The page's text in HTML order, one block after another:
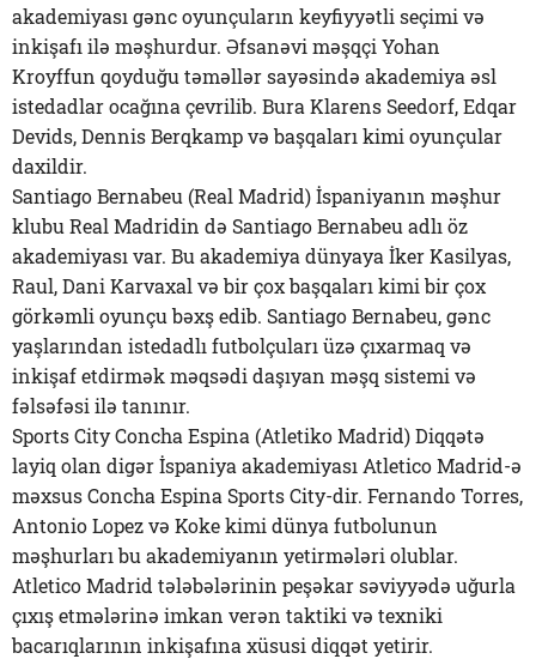
akademiyası gənc oyunçuların keyfiyyətli seçimi və
inkişafı ilə məşhurdur. Əfsanəvi məşqçi Yohan
Kroyffun qoyduğu təməllər sayəsində akademiya əsl
istedadlar ocağına çevrilib. Bura Klarens Seedorf, Edqar
Devids, Dennis Berqkamp və başqaları kimi oyunçular
daxildir.
Santiago Bernabeu (Real Madrid) İspaniyanın məşhur
klubu Real Madridin də Santiago Bernabeu adlı öz
akademiyası var. Bu akademiya dünyaya İker Kasilyas,
Raul, Dani Karvaxal və bir çox başqaları kimi bir çox
görkəmli oyunçu bəxş edib. Santiago Bernabeu, gənc
yaşlarından istedadlı futbolçuları üzə çıxarmaq və
inkişaf etdirmək məqsədi daşıyan məşq sistemi və
fəlsəfəsi ilə tanınır.
Sports City Concha Espina (Atletiko Madrid) Diqqətə
layiq olan digər İspaniya akademiyası Atletico Madrid-ə
məxsus Concha Espina Sports City-dir. Fernando Torres,
Antonio Lopez və Koke kimi dünya futbolunun
məşhurları bu akademiyanın yetirmələri olublar.
Atletico Madrid tələbələrinin peşəkar səviyyədə uğurla
çıxış etmələrinə imkan verən taktiki və texniki
bacarıqlarının inkişafına xüsusi diqqət yetirir.